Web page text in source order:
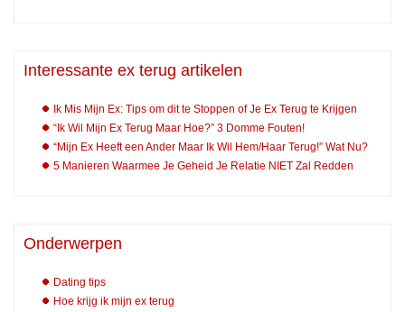
Interessante ex terug artikelen
Ik Mis Mijn Ex: Tips om dit te Stoppen of Je Ex Terug te Krijgen
“Ik Wil Mijn Ex Terug Maar Hoe?” 3 Domme Fouten!
“Mijn Ex Heeft een Ander Maar Ik Wil Hem/Haar Terug!” Wat Nu?
5 Manieren Waarmee Je Geheid Je Relatie NIET Zal Redden
Onderwerpen
Dating tips
Hoe krijg ik mijn ex terug